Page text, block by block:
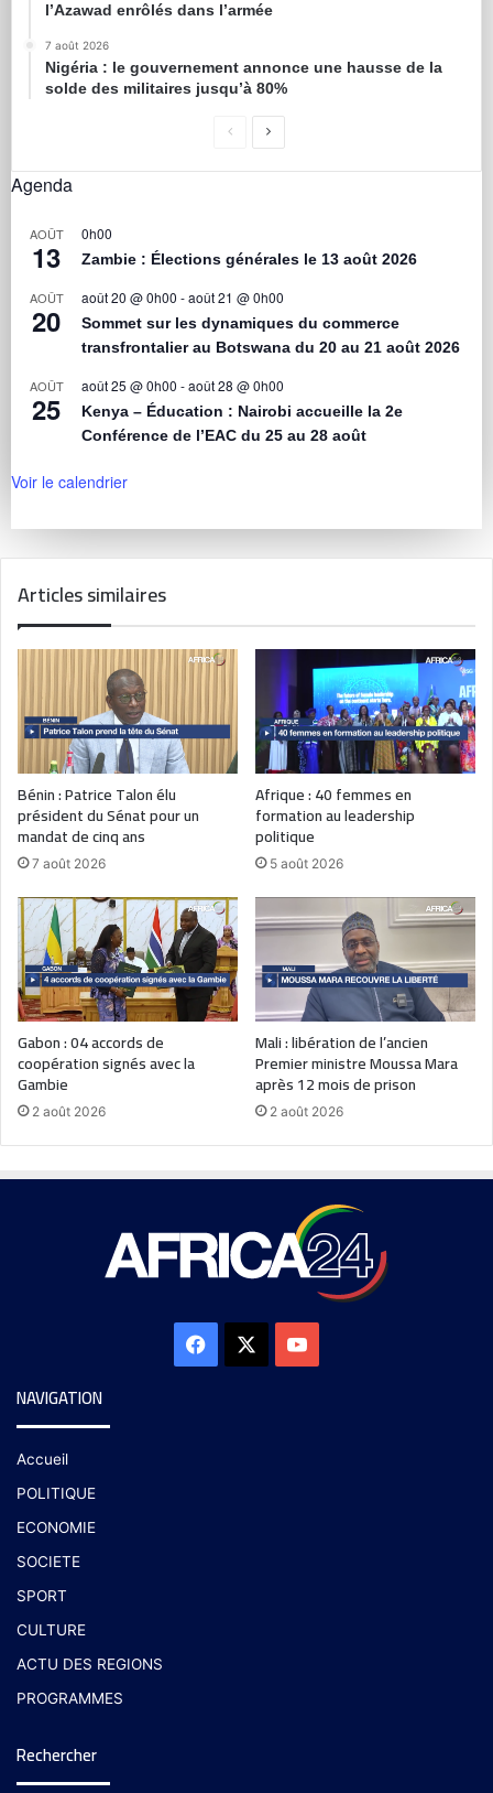
l’Azawad enrôlés dans l’armée
7 août 2026
Nigéria : le gouvernement annonce une hausse de la
solde des militaires jusqu’à 80%
Agenda
AOÛT
13
0h00
Zambie : Élections générales le 13 août 2026
AOÛT
20
août 20 @ 0h00 -août 21 @ 0h00
Sommet sur les dynamiques du commerce
transfrontalier au Botswana du 20 au 21 août 2026
AOÛT
25
août 25 @ 0h00 -août 28 @ 0h00
Kenya – Éducation : Nairobi accueille la 2e
Conférence de l’EAC du 25 au 28 août
Voir le calendrier
Articles similaires
Bénin : Patrice Talon élu
président du Sénat pour un
mandat de cinq ans
7 août 2026
Afrique : 40 femmes en
formation au leadership
politique
5 août 2026
Gabon : 04 accords de
coopération signés avec la
Gambie
2 août 2026
Mali : libération de l’ancien
Premier ministre Moussa Mara
après 12 mois de prison
2 août 2026
NAVIGATION
Accueil
POLITIQUE
ECONOMIE
SOCIETE
SPORT
CULTURE
ACTU DES REGIONS
PROGRAMMES
Rechercher